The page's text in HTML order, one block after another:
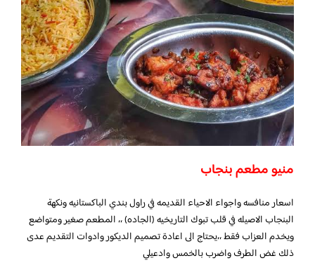
منيو مطعم بنجاب
اسعار منافسه واجواء الاحياء القديمه في راول بندي الباكستانيه ونكهة
البنجاب الاصيله في قلب تبوك التاريخيه (الجاده) ،، المطعم صغير ومتواضع
ويخدم العزاب فقط ،،يحتاج الى اعادة تصميم الديكور وادوات التقديم عدى
ذلك غض الطرف واضرب بالخمس وادعيلي